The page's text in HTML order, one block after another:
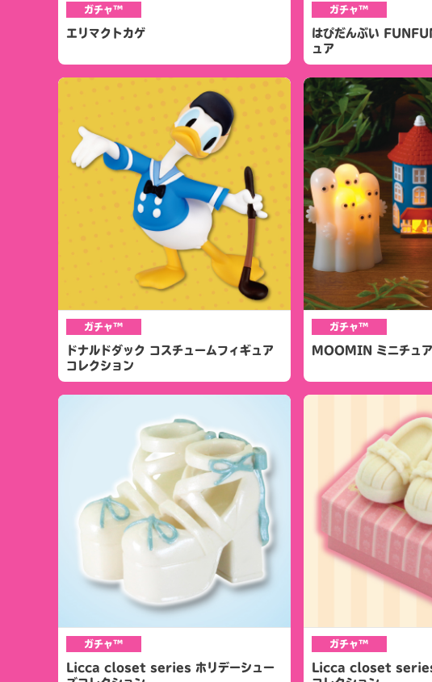
ガチャ™
エリマクトカゲ
ガチャ™
はぴだんぶい
ュア
ガチャ™
ドナルドダック コスチュームフィギュア
コレクション
ガチャ™
MOOMIN ミニチュ
ガチャ™
Licca closet series ホリデーシュー
ガチャ™
Licca closet series